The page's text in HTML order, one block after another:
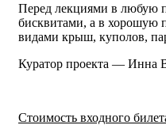
Перед лекциями в любую
бисквитами, а в хорошую
видами крыш, куполов,
Куратор проекта — Инна
Стоимость входного